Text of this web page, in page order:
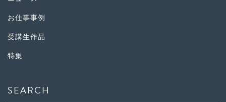
お仕事事例
受講生作品
特集
SEARCH